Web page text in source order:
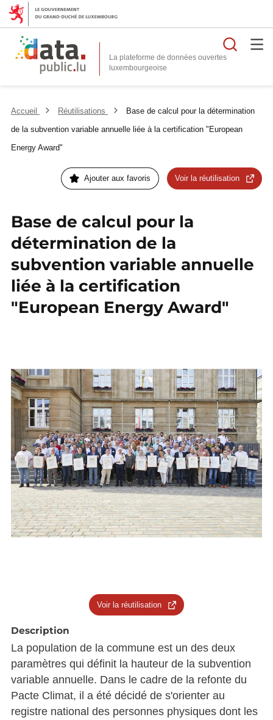
La plateforme de données ouvertes
Accueil Réutilisations
Base de calcul pour la détermination
de la subvention variable annuelle liée à la certification "European
Energy Award"
Ajouter aux favoris Voir la réutilisation
Base de calcul pour la
détermination de la
subvention variable annuelle
liée à la certification
"European Energy Award"
Voir la réutilisation
Description
La population de la commune est un des deux
paramètres qui définit la hauteur de la subvention
variable annuelle. Dans le cadre de la refonte du
Pacte Climat, il a été décidé de s'orienter au
registre national des personnes physiques dont les